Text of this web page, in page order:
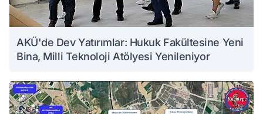
AKÜ'de Dev Yatırımlar: Hukuk Fakültesine Yeni
Bina, Milli Teknoloji Atölyesi Yenileniyor